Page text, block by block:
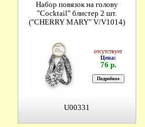
Набор повязок на голову
"Cocktail" блистер 2 шт.
("CHERRY MARY" V/V1014)
отсутствует
Цена:
76 р.
U00331